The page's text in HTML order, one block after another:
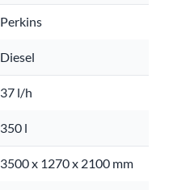
Perkins
Diesel
37 l/h
350 l
3500 x 1270 x 2100 mm